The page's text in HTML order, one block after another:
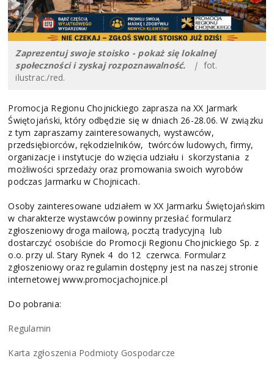
Zaprezentuj swoje stoisko - pokaż się lokalnej
społeczności i zyskaj rozpoznawalność. | fot.
ilustrac./red.
Promocja Regionu Chojnickiego zaprasza na XX Jarmark
Świętojański, który odbędzie się w dniach 26-28.06. W związku
z tym zapraszamy zainteresowanych, wystawców,
przedsiębiorców, rękodzielników, twórców ludowych, firmy,
organizacje i instytucje do wzięcia udziału i skorzystania z
możliwości sprzedaży oraz promowania swoich wyrobów
podczas Jarmarku w Chojnicach.
Osoby zainteresowane udziałem w XX Jarmarku Świętojańskim
w charakterze wystawców powinny przesłać formularz
zgłoszeniowy droga mailową, pocztą tradycyjną lub
dostarczyć osobiście do Promocji Regionu Chojnickiego Sp. z
o.o. przy ul. Stary Rynek 4 do 12 czerwca. Formularz
zgłoszeniowy oraz regulamin dostępny jest na naszej stronie
internetowej www.promocjachojnice.pl
Do pobrania:
Regulamin
Karta zgłoszenia Podmioty Gospodarcze